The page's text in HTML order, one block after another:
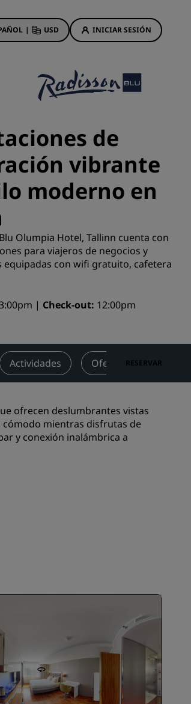
| USD INICIAR SESIÓN
Ofertas de hotel
A la primera va la vencida
Ofertas especiales
Reservar con antelación
Consultar nuestros paquetes
Hoteles para familias
Rad Pets
bodas
deportivos
Viajeros de negocios
Hoteles en el centro de la ciudad
Visita nuestro blog
Radisson Rewards
de
vibrante
moderno en
Olumpia Hotel, Tallinn cuenta con
para viajeros de negocios y
equipadas con wifi gratuito, cafetera
Check-out 12:00pm
Actividades Ofertas RESERVAR
ofrecen deslumbrantes vistas
cómodo mientras disfrutas de
y conexión inalámbrica a